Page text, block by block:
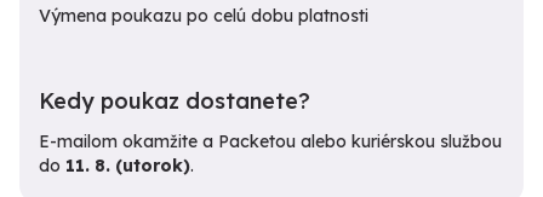
Výmena poukazu po celú dobu platnosti
Kedy poukaz dostanete?
E-mailom okamžite a Packetou alebo kuriérskou službou
do 11. 8. (utorok).